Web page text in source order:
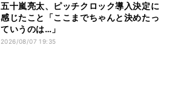
五十嵐亮太、ピッチクロック導入決定に
感じたこと「ここまでちゃんと決めたっ
ていうのは…」
2026/08/07 19:35